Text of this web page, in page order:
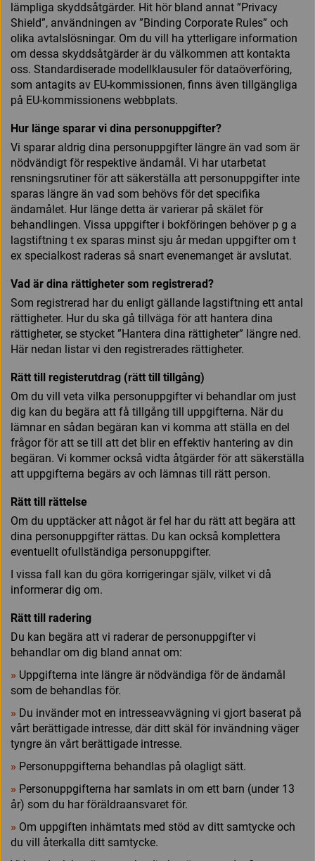
lämpliga skyddsåtgärder. Hit hör bland annat ”Privacy
Shield”, användningen av ”Binding Corporate Rules” och
olika avtalslösningar. Om du vill ha ytterligare information
om dessa skyddsåtgärder är du välkommen att kontakta
oss. Standardiserade modellklausuler för dataöverföring,
som antagits av EU-kommissionen, finns även tillgängliga
på EU-kommissionens webbplats.
Hur länge sparar vi dina personuppgifter?
Vi sparar aldrig dina personuppgifter längre än vad som är
nödvändigt för respektive ändamål. Vi har utarbetat
rensningsrutiner för att säkerställa att personuppgifter inte
sparas längre än vad som behövs för det specifika
ändamålet. Hur länge detta är varierar på skälet för
behandlingen. Vissa uppgifter i bokföringen behöver p g a
lagstiftning t ex sparas minst sju år medan uppgifter om t
ex specialkost raderas så snart evenemanget är avslutat.
Vad är dina rättigheter som registrerad?
Som registrerad har du enligt gällande lagstiftning ett antal
rättigheter. Hur du ska gå tillväga för att hantera dina
rättigheter, se stycket ”Hantera dina rättigheter” längre ned.
Här nedan listar vi den registrerades rättigheter.
Rätt till registerutdrag (rätt till tillgång)
Om du vill veta vilka personuppgifter vi behandlar om just
dig kan du begära att få tillgång till uppgifterna. När du
lämnar en sådan begäran kan vi komma att ställa en del
frågor för att se till att det blir en effektiv hantering av din
begäran. Vi kommer också vidta åtgärder för att säkerställa
att uppgifterna begärs av och lämnas till rätt person.
Rätt till rättelse
Om du upptäcker att något är fel har du rätt att begära att
dina personuppgifter rättas. Du kan också komplettera
eventuellt ofullständiga personuppgifter.
I vissa fall kan du göra korrigeringar själv, vilket vi då
informerar dig om.
Rätt till radering
Du kan begära att vi raderar de personuppgifter vi
behandlar om dig bland annat om:
» Uppgifterna inte längre är nödvändiga för de ändamål
som de behandlas för.
» Du invänder mot en intresseavvägning vi gjort baserat på
vårt berättigade intresse, där ditt skäl för invändning väger
tyngre än vårt berättigade intresse.
» Personuppgifterna behandlas på olagligt sätt.
» Personuppgifterna har samlats in om ett barn (under 13
år) som du har föräldraansvaret för.
» Om uppgiften inhämtats med stöd av ditt samtycke och
du vill återkalla ditt samtycke.